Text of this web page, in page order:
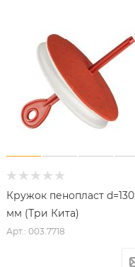
Кружок пенопласт d=130
мм (Три Кита)
Арт.: 003.7718